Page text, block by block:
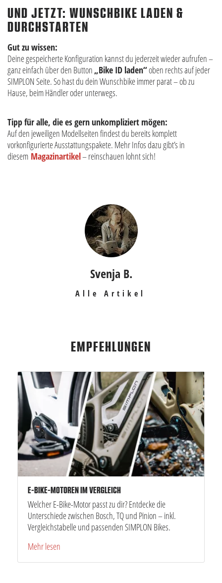
UND JETZT: WUNSCHBIKE LADEN &
DURCHSTARTEN
Gut zu wissen:
Deine gespeicherte Konfiguration kannst du jederzeit wieder aufrufen –
ganz einfach über den Button „Bike ID laden“oben rechts auf jeder
SIMPLON Seite. So hast du dein Wunschbike immer parat – ob zu
Hause, beim Händler oder unterwegs.
Tipp für alle, die es gern unkompliziert mögen:
Auf den jeweiligen Modellseiten findest du bereits komplett
vorkonfigurierte Ausstattungspakete. Mehr Infos dazu gibt’s in
diesem Magazinartikel– reinschauen lohnt sich!
Svenja B.
Alle Artikel
EMPFEHLUNGEN
E-BIKE-MOTOREN IM VERGLEICH
Welcher E-Bike-Motor passt zu dir? Entdecke die
Unterschiede zwischen Bosch, TQ und Pinion – inkl.
Vergleichstabelle und passenden SIMPLON Bikes.
Mehr lesen